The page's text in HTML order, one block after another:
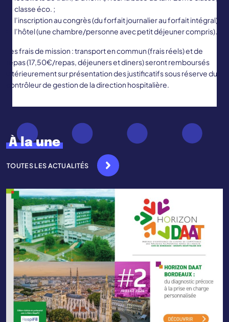
classe éco. ;
l’inscription au congrès (du forfait journalier au forfait intégral) ;
l’hôtel (une chambre/personne avec petit déjeuner compris).
Les frais de mission : transport en commun (frais réels) et de
repas (17,50€/repas, déjeuners et diners) seront remboursés
ultérieurement sur présentation des justificatifs sous réserve du
contrôleur de gestion de la direction hospitalière.
À la une
TOUTES LES ACTUALITÉS